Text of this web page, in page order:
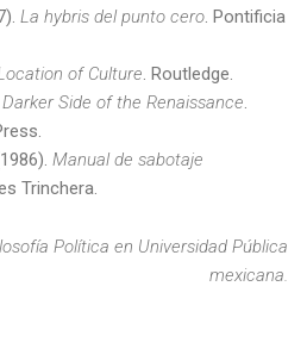
La hybris del punto cero . Pontificia
of Culture . Routledge.
Side of the Renaissance
Manual de sabotaje
Trinchera.
Política en Universidad Pública
mexicana.